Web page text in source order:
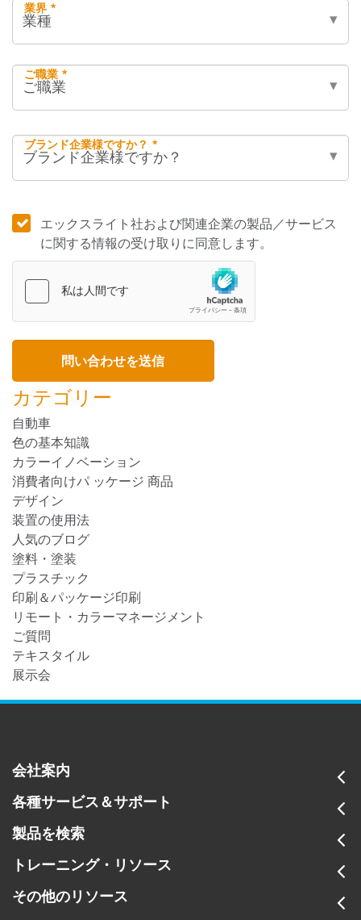
業界 *
ご職業 *
ブランド企業様ですか？ *
エックスライト社および関連企業の製品／サービス
に関する情報の受け取りに同意します。
カテゴリー
自動車
色の基本知識
カラーイノベーション
消費者向けパ ッケージ 商品
デザイン
装置の使用法
人気のブログ
塗料・塗装
プラスチック
印刷＆パッケージ印刷
リモート・カラーマネージメント
ご質問
テキスタイル
展示会
会社案内
各種サービス＆サポート
製品を検索
トレーニング・リソース
その他のリソース